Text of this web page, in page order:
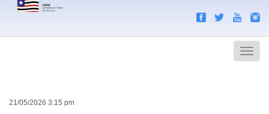
Menu
21/05/2026 3:15 pm